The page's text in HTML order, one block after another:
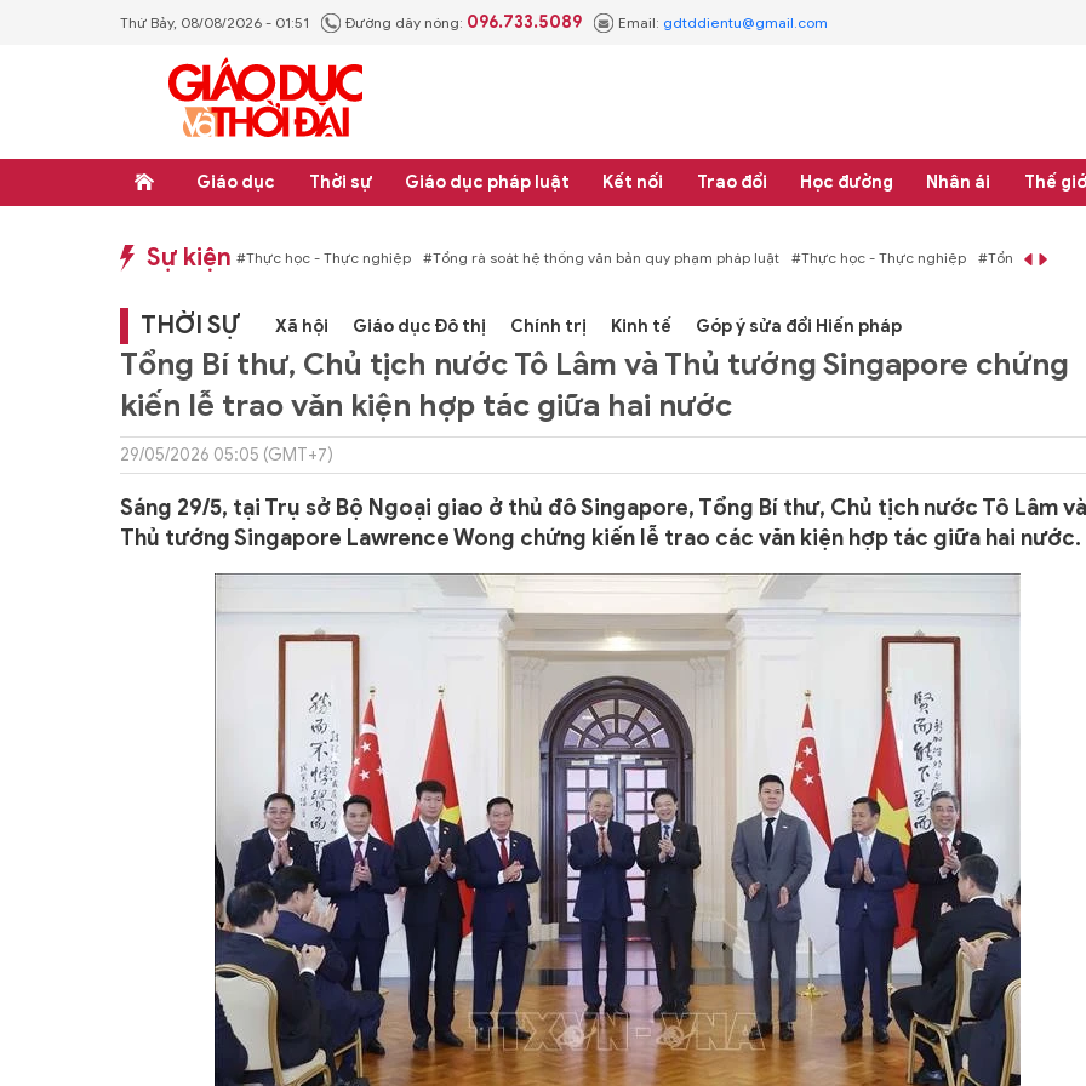
Thứ Bảy, 08/08/2026 - 01:51 Đường dây nóng: 096.733.5089 Email: gdtddientu@gmail.com
Giáo dục Thời sự Giáo dục pháp luật Kết nối Trao đổi Học đường Nhân ái Thế
Sự kiện
văn bản quy phạm pháp luật #Thực học - Thực nghiệp #Tổng rà soát hệ thống văn bản quy phạm pháp luật #Thực học - Thực nghiệp #Tổng rà soát
THỜI SỰ Xã hội Giáo dục Đô thị Chính trị Kinh tế Góp ý sửa đổi Hiến pháp
Tổng Bí thư, Chủ tịch nước Tô Lâm và Thủ tướng Singapore chứng
kiến lễ trao văn kiện hợp tác giữa hai nước
29/05/2026 05:05 (GMT+7)
Sáng 29/5, tại Trụ sở Bộ Ngoại giao ở thủ đô Singapore, Tổng Bí thư, Chủ tịch nước Tô Lâm và
Thủ tướng Singapore Lawrence Wong chứng kiến lễ trao các văn kiện hợp tác giữa hai nước.